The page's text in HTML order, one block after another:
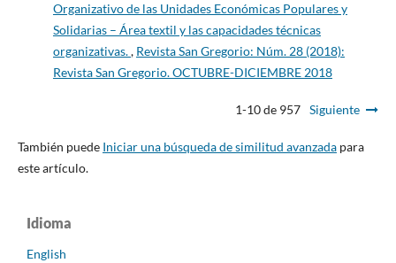
Organizativo de las Unidades Económicas Populares y
Solidarias – Área textil y las capacidades técnicas
organizativas., Revista San Gregorio: Núm. 28 (2018):
Revista San Gregorio. OCTUBRE-DICIEMBRE 2018
1-10 de 957 Siguiente
También puede Iniciar una búsqueda de similitud avanzadapara
este artículo.
Idioma
English